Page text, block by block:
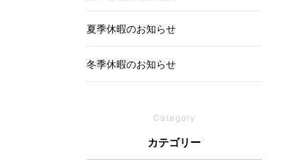
夏季休暇のお知らせ
冬季休暇のお知らせ
Category
カテゴリー